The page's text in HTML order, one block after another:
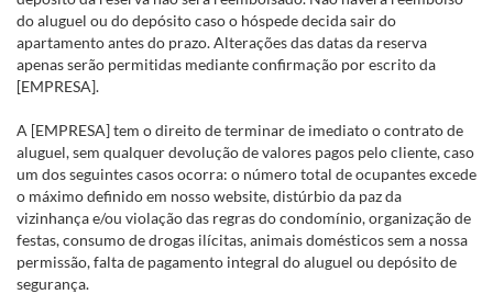
do aluguel ou do depósito caso o hóspede decida sair do
apartamento antes do prazo. Alterações das datas da reserva
apenas serão permitidas mediante confirmação por escrito da
[EMPRESA].
A [EMPRESA] tem o direito de terminar de imediato o contrato de
aluguel, sem qualquer devolução de valores pagos pelo cliente, caso
um dos seguintes casos ocorra: o número total de ocupantes excede
o máximo definido em nosso website, distúrbio da paz da
vizinhança e/ou violação das regras do condomínio, organização de
festas, consumo de drogas ilícitas, animais domésticos sem a nossa
permissão, falta de pagamento integral do aluguel ou depósito de
segurança.